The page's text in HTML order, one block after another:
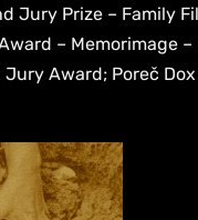
Jury Prize – Family
– Memorimage
Jury Award; Poreč